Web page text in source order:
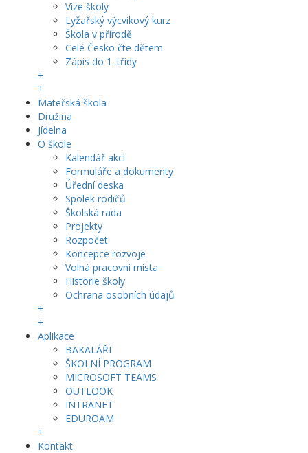
Vize školy
Lyžařský výcvikový kurz
Škola v přírodě
Celé Česko čte dětem
Zápis do 1. třídy
+
+
Mateřská škola
Družina
Jídelna
O škole
Kalendář akcí
Formuláře a dokumenty
Úřední deska
Spolek rodičů
Školská rada
Projekty
Rozpočet
Koncepce rozvoje
Volná pracovní místa
Historie školy
Ochrana osobních údajů
+
+
Aplikace
BAKALÁŘI
ŠKOLNÍ PROGRAM
MICROSOFT TEAMS
OUTLOOK
INTRANET
EDUROAM
+
Kontakt